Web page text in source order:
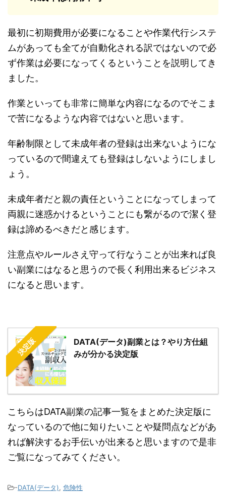
最初に初期費用が必要になることや作業代行システ
ムがあっても全てが自動化される訳ではないので必
ず作業は必要になってくるということを説明してき
ました。
作業といっても非常に簡単な内容になるのでそこま
で苦になるような内容ではないと思います。
年齢制限として未成年者の登録は出来ないようにな
っているので間違えても登録はしないようにしまし
ょう。
未成年者だと親の責任ということになってしまって
両親に迷惑かけるということにも繋がるので潔く登
録は諦めるべきだと感じます。
注意点やルールさえ守って行なうことが出来れば良
い副業にはなると思うので長く利用出来るビジネス
になると思います。
決定版
DATA(データ)副業とは？やり方仕組
みが分かる決定版
こちらはDATA副業の記事一覧をまとめた決定版に
なっているので他に知りたいことや疑問点などがあ
れば解決するお手伝いが出来ると思いますので是非
ご覧になってみてください。
-DATA(データ), 危険性